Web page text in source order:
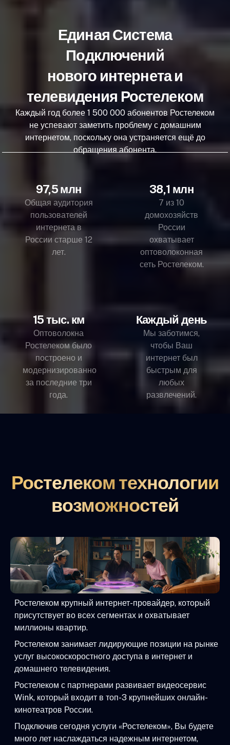
Единая Система
Подключений
нового интернета и
телевидения Ростелеком
Каждый год более 1 500 000 абонентов Ростелеком
не успевают заметить проблему с домашним
интернетом, поскольку она устраняется ещё до
обращения абонента.
97,5 млн
Общая аудитория
пользователей
интернета в
России старше 12
лет.
38,1 млн
7 из 10
домохозяйств
России
охватывает
оптоволоконная
сеть Ростелеком.
15 тыс. км
Оптоволокна
Ростелеком было
построено и
модернизированно
за последние три
года.
Каждый день
Мы заботимся,
чтобы Ваш
интернет был
быстрым для
любых
развлечений.
Ростелеком технологии
возможностей
Ростелеком крупный интернет-провайдер, который
присутствует во всех сегментах и охватывает
миллионы квартир.
Ростелеком занимает лидирующие позиции на рынке
услуг высокоскоростного доступа в интернет и
домашнего телевидения.
Ростелеком с партнерами развивает видеосервис
Wink, который входит в топ-3 крупнейших онлайн-
кинотеатров России.
Подключив сегодня услуги «Ростелеком», Вы будете
много лет наслаждаться надежным интернетом,